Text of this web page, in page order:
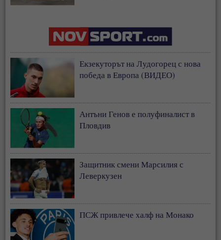
Екзекуторът на Лудогорец с нова
победа в Европа (ВИДЕО)
Антъни Генов е полуфиналист в
Пловдив
Защитник смени Марсилия с
Леверкузен
ПСЖ привлече халф на Монако